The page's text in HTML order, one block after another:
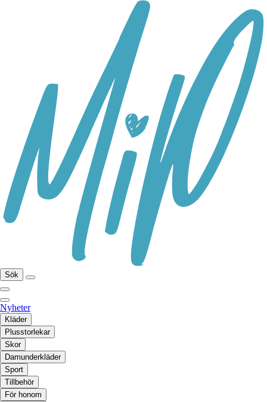
Sök
Nyheter
Kläder
Plusstorlekar
Skor
Damunderkläder
Sport
Tillbehör
För honom